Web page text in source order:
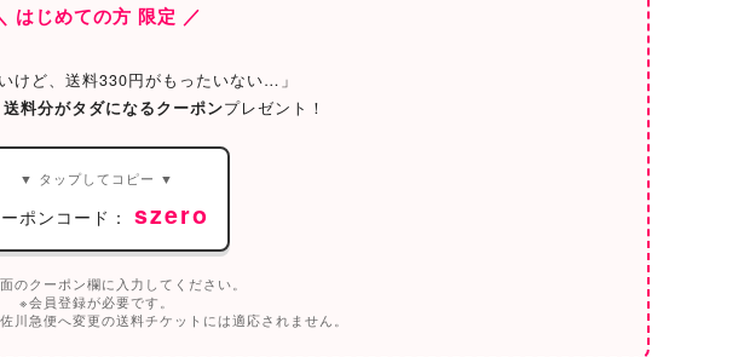
はじめての方 限定 ／
けど、送料330円がもったいない…」
送料分がタダになるクーポンプレゼント！
▼ タップしてコピー ▼
ポンコード： szero
のクーポン欄に入力してください。
※会員登録が必要です。
川急便へ変更の送料チケットには適応されません。